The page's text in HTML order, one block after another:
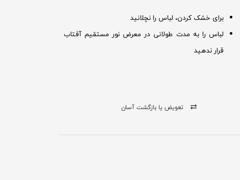
برای خشک کردن، لباس را نچلانید
لباس را به مدت طولانی در معرض نور مستقیم آفتاب
قرار ندهید
تعویض یا بازگشت آسان